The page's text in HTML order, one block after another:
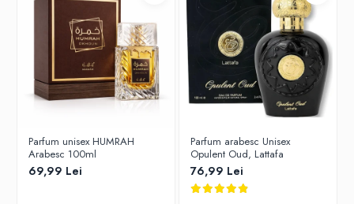
Parfum unisex HUMRAH
Arabesc 100ml
69,99 Lei
Parfum arabesc Unisex
Opulent Oud, Lattafa
76,99 Lei